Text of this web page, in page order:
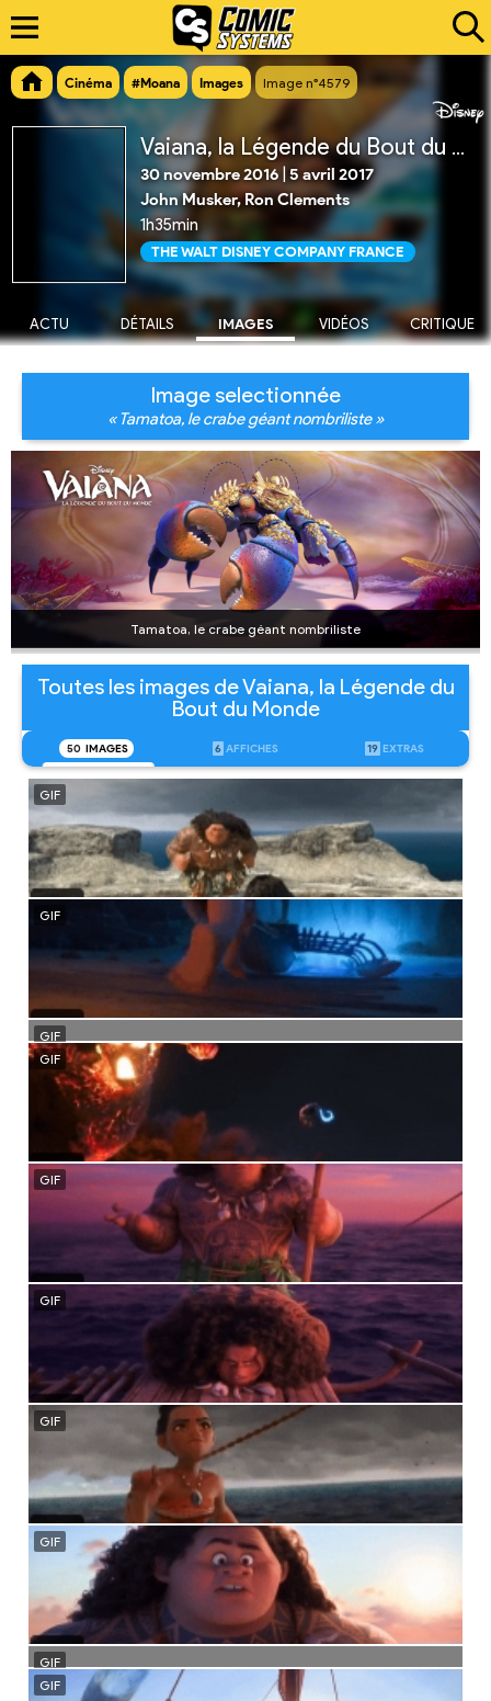
Cinéma #Moana Images Image n°4579
Vaiana, la Légende du Bout du Monde
30 novembre 2016 5 avril 2017
John Musker, Ron Clements
1h35min
THE WALT DISNEY COMPANY FRANCE
ACTU DÉTAILS IMAGES VIDÉOS CRITIQUE
Image selectionnée
« Tamatoa, le crabe géant nombriliste »
Tamatoa, le crabe géant nombriliste
Toutes les images de Vaiana, la Légende du
Bout du Monde
50 IMAGES 6 AFFICHES 19 EXTRAS